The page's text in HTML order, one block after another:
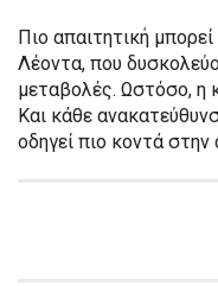
Πιο απαιτητική
Λέοντα, που
μεταβολές. Ωστόσο, η
Και κάθε
οδηγεί πιο κοντά στην